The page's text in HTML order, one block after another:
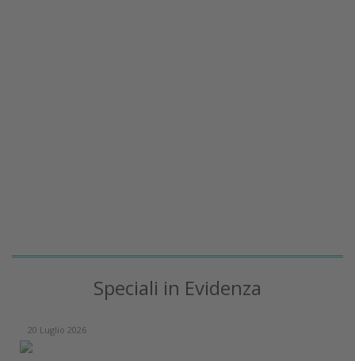
Speciali in Evidenza
20 Luglio 2026